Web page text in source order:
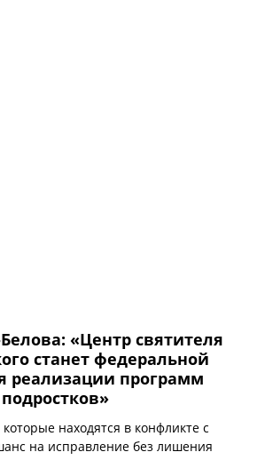
«Центр святителя
станет федеральной
реализации программ
находятся в конфликте с
на исправление без лишения